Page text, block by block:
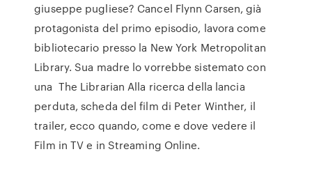
giuseppe pugliese? Cancel Flynn Carsen, già
protagonista del primo episodio, lavora come
bibliotecario presso la New York Metropolitan
Library. Sua madre lo vorrebbe sistemato con
una The Librarian Alla ricerca della lancia
perduta, scheda del film di Peter Winther, il
trailer, ecco quando, come e dove vedere il
Film in TV e in Streaming Online.